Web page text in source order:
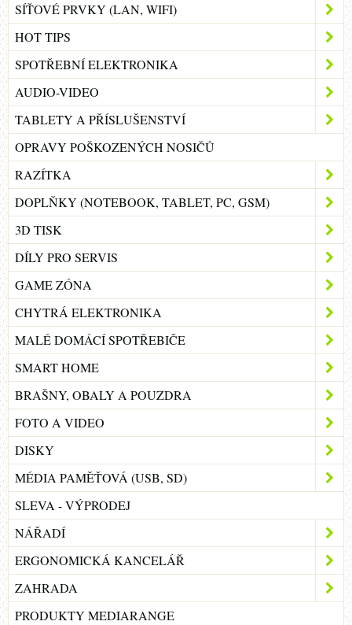
SÍŤOVÉ PRVKY (LAN, WIFI)
HOT TIPS
SPOTŘEBNÍ ELEKTRONIKA
AUDIO-VIDEO
TABLETY A PŘÍSLUŠENSTVÍ
OPRAVY POŠKOZENÝCH NOSIČŮ
RAZÍTKA
DOPLŇKY (NOTEBOOK, TABLET, PC, GSM)
3D TISK
DÍLY PRO SERVIS
GAME ZÓNA
CHYTRÁ ELEKTRONIKA
MALÉ DOMÁCÍ SPOTŘEBIČE
SMART HOME
BRAŠNY, OBALY A POUZDRA
FOTO A VIDEO
DISKY
MÉDIA PAMĚŤOVÁ (USB, SD)
SLEVA - VÝPRODEJ
NÁŘADÍ
ERGONOMICKÁ KANCELÁŘ
ZAHRADA
PRODUKTY MEDIARANGE